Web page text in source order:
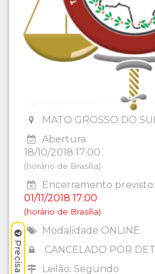
MATO GROSSO DO
Abertura
18/10/2018 17:00
(horário de Brasília)
Encerramento previsto:
01/11/2018 17:00
(horário de Brasília)
Modalidade ONLINE
CANCELADO POR
Leilão: Segundo